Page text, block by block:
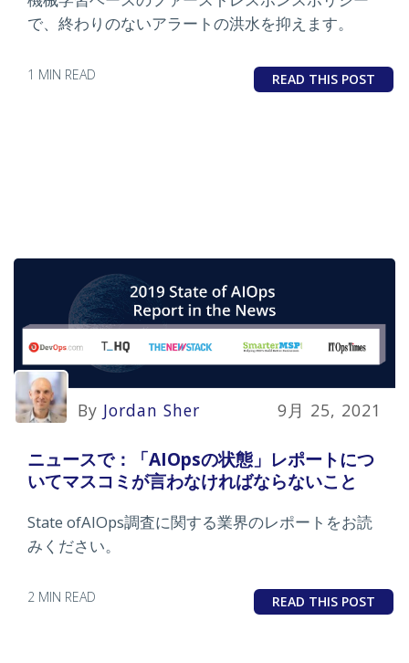
で、終わりのないアラートの洪水を抑えます。
1 MIN READ READ THIS POST
By Jordan Sher 9月 25, 2021
ニュースで：「AIOpsの状態」レポートにつ
いてマスコミが言わなければならないこと
State ofAIOps調査に関する業界のレポートをお読
みください。
2 MIN READ READ THIS POST